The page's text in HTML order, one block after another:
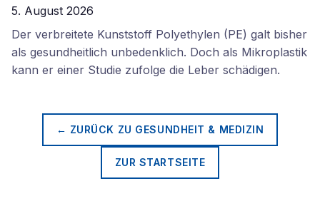
5. August 2026
Der verbreitete Kunststoff Polyethylen (PE) galt bisher
als gesundheitlich unbedenklich. Doch als Mikroplastik
kann er einer Studie zufolge die Leber schädigen.
← ZURÜCK ZU GESUNDHEIT & MEDIZIN
ZUR STARTSEITE